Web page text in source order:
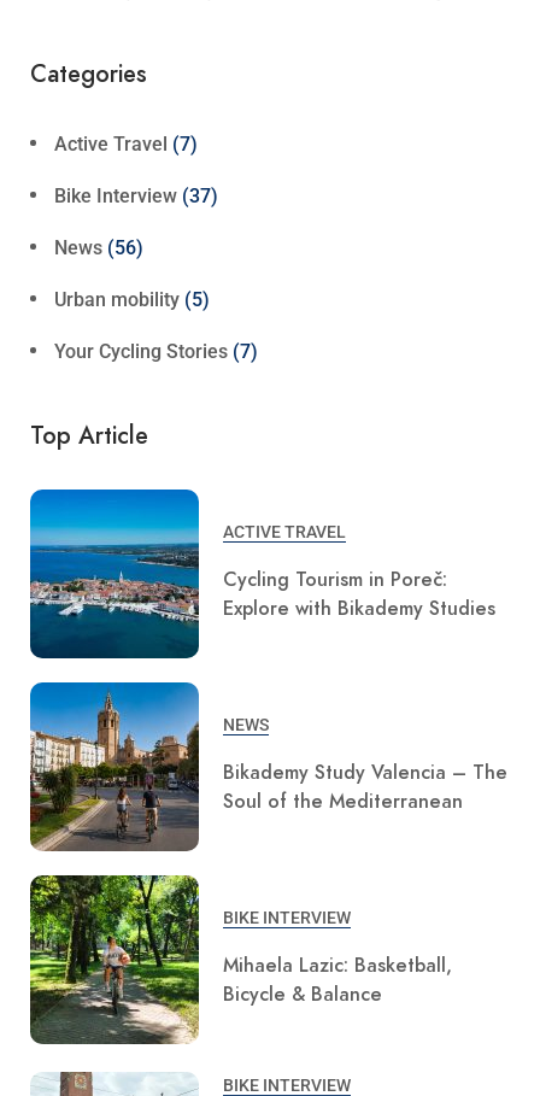
Categories
Active Travel (7)
Bike Interview (37)
News (56)
Urban mobility (5)
Your Cycling Stories (7)
Top Article
ACTIVE TRAVEL
Cycling Tourism in Poreč:
Explore with Bikademy Studies
NEWS
Bikademy Study Valencia – The
Soul of the Mediterranean
BIKE INTERVIEW
Mihaela Lazic: Basketball,
Bicycle & Balance
BIKE INTERVIEW